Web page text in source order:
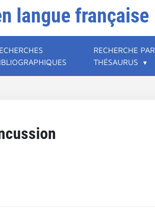
langue française
RECHERCHE PAR
THÉSAURUS